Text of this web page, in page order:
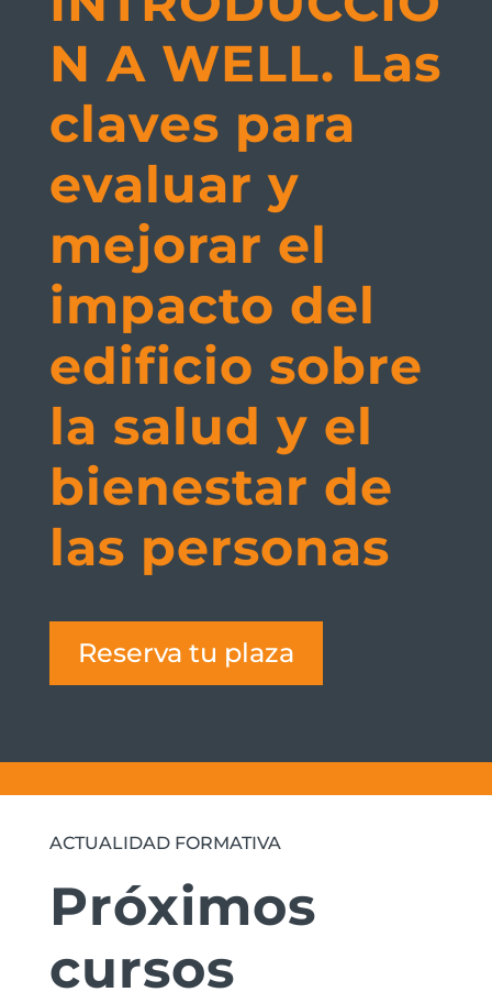
N A WELL. Las
claves para
evaluar y
mejorar el
impacto del
edificio sobre
la salud y el
bienestar de
las personas
Reserva tu plaza
ACTUALIDAD FORMATIVA
Próximos
cursos